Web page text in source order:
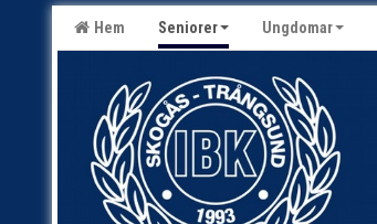
Hem Seniorer Ungdomar